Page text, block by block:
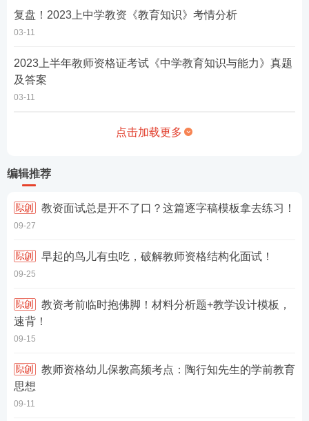
复盘！2023上中学教资《教育知识》考情分析
03-11
2023上半年教师资格证考试《中学教育知识与能力》真题
及答案
03-11
点击加载更多
编辑推荐
教资面试总是开不了口？这篇逐字稿模板拿去练习！
09-27
早起的鸟儿有虫吃，破解教师资格结构化面试！
09-25
速背！
09-15
思想
09-11